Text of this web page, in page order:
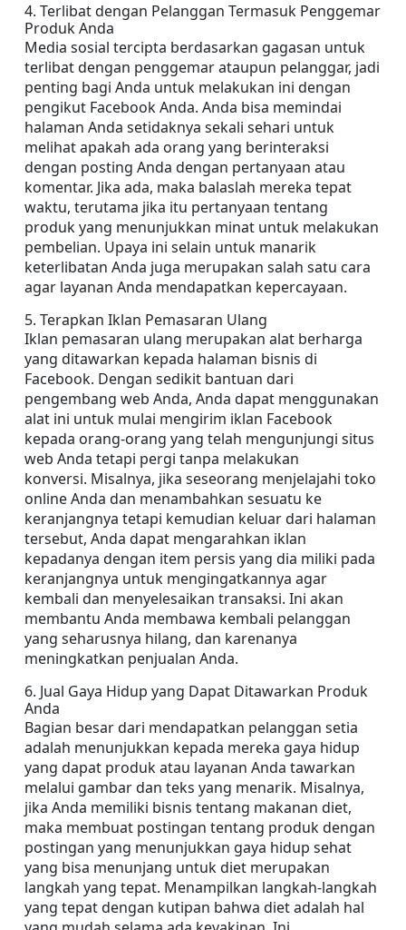
4. Terlibat dengan Pelanggan Termasuk Penggemar
Produk Anda
Media sosial tercipta berdasarkan gagasan untuk
terlibat dengan penggemar ataupun pelanggar, jadi
penting bagi Anda untuk melakukan ini dengan
pengikut Facebook Anda. Anda bisa memindai
halaman Anda setidaknya sekali sehari untuk
melihat apakah ada orang yang berinteraksi
dengan posting Anda dengan pertanyaan atau
komentar. Jika ada, maka balaslah mereka tepat
waktu, terutama jika itu pertanyaan tentang
produk yang menunjukkan minat untuk melakukan
pembelian. Upaya ini selain untuk manarik
keterlibatan Anda juga merupakan salah satu cara
agar layanan Anda mendapatkan kepercayaan.
5. Terapkan Iklan Pemasaran Ulang
Iklan pemasaran ulang merupakan alat berharga
yang ditawarkan kepada halaman bisnis di
Facebook. Dengan sedikit bantuan dari
pengembang web Anda, Anda dapat menggunakan
alat ini untuk mulai mengirim iklan Facebook
kepada orang-orang yang telah mengunjungi situs
web Anda tetapi pergi tanpa melakukan
konversi. Misalnya, jika seseorang menjelajahi toko
online Anda dan menambahkan sesuatu ke
keranjangnya tetapi kemudian keluar dari halaman
tersebut, Anda dapat mengarahkan iklan
kepadanya dengan item persis yang dia miliki pada
keranjangnya untuk mengingatkannya agar
kembali dan menyelesaikan transaksi. Ini akan
membantu Anda membawa kembali pelanggan
yang seharusnya hilang, dan karenanya
meningkatkan penjualan Anda.
6. Jual Gaya Hidup yang Dapat Ditawarkan Produk
Anda
Bagian besar dari mendapatkan pelanggan setia
adalah menunjukkan kepada mereka gaya hidup
yang dapat produk atau layanan Anda tawarkan
melalui gambar dan teks yang menarik. Misalnya,
jika Anda memiliki bisnis tentang makanan diet,
maka membuat postingan tentang produk dengan
postingan yang menunjukkan gaya hidup sehat
yang bisa menunjang untuk diet merupakan
langkah yang tepat. Menampilkan langkah-langkah
yang tepat dengan kutipan bahwa diet adalah hal